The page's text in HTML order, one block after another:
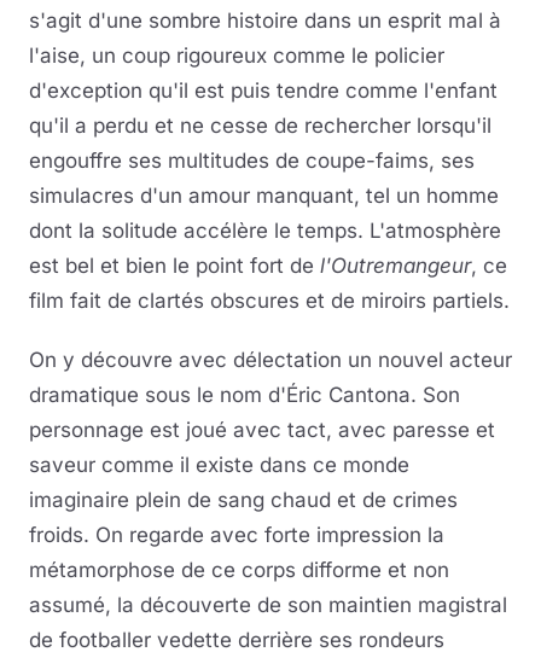
s'agit d'une sombre histoire dans un esprit mal à
l'aise, un coup rigoureux comme le policier
d'exception qu'il est puis tendre comme l'enfant
qu'il a perdu et ne cesse de rechercher lorsqu'il
engouffre ses multitudes de coupe-faims, ses
simulacres d'un amour manquant, tel un homme
dont la solitude accélère le temps. L'atmosphère
est bel et bien le point fort de l'Outremangeur, ce
film fait de clartés obscures et de miroirs partiels.
On y découvre avec délectation un nouvel acteur
dramatique sous le nom d'Éric Cantona. Son
personnage est joué avec tact, avec paresse et
saveur comme il existe dans ce monde
imaginaire plein de sang chaud et de crimes
froids. On regarde avec forte impression la
métamorphose de ce corps difforme et non
assumé, la découverte de son maintien magistral
de footballer vedette derrière ses rondeurs